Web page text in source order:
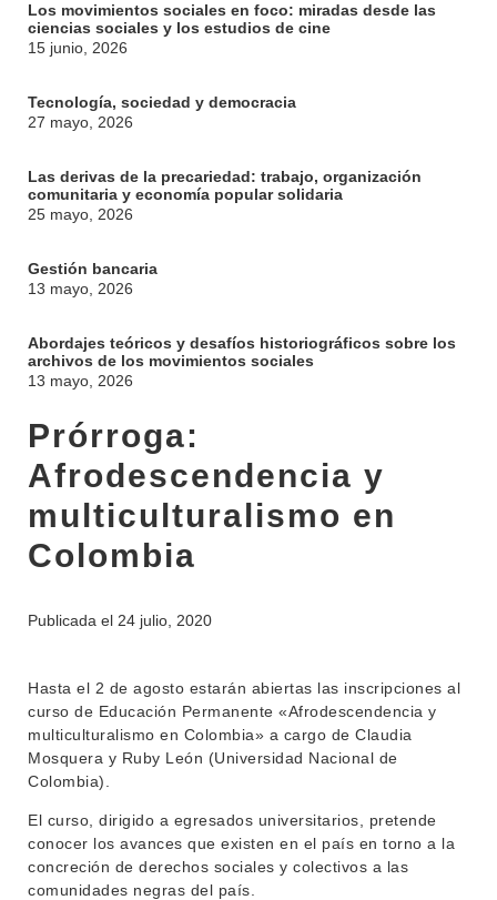
DEPARTAMENTOS
EXTENSIÓN
SERVICIOS
LLAMADOS
NOTICIAS
BEDELÍA
EVA FCS
EDUCACIÓN PERMANENTE
MOVILIDAD ACADÉMICA
BIBLIOTECA
Los movimientos sociales en foco: miradas desde las
ciencias sociales y los estudios de cine
15 junio, 2026
Tecnología, sociedad y democracia
27 mayo, 2026
Las derivas de la precariedad: trabajo, organización
comunitaria y economía popular solidaria
25 mayo, 2026
Gestión bancaria
13 mayo, 2026
Abordajes teóricos y desafíos historiográficos sobre los
archivos de los movimientos sociales
13 mayo, 2026
Prórroga:
Afrodescendencia y
multiculturalismo en
Colombia
Publicada el 24 julio, 2020
Hasta el 2 de agosto estarán abiertas las inscripciones al
curso de Educación Permanente «Afrodescendencia y
multiculturalismo en Colombia» a cargo de Claudia
Mosquera y Ruby León (Universidad Nacional de
Colombia).
El curso, dirigido a egresados universitarios, pretende
conocer los avances que existen en el país en torno a la
concreción de derechos sociales y colectivos a las
comunidades negras del país.